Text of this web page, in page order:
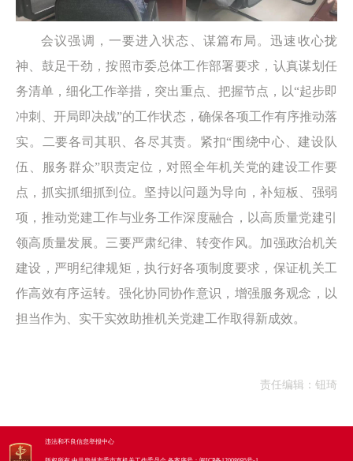
会议强调，一要进入状态、谋篇布局。迅速收心拢
神、鼓足干劲，按照市委总体工作部署要求，认真谋划任
务清单，细化工作举措，突出重点、把握节点，以“起步即
冲刺、开局即决战”的工作状态，确保各项工作有序推动落
实。二要各司其职、各尽其责。紧扣“围绕中心、建设队
伍、服务群众”职责定位，对照全年机关党的建设工作要
点，抓实抓细抓到位。坚持以问题为导向，补短板、强弱
项，推动党建工作与业务工作深度融合，以高质量党建引
领高质量发展。三要严肃纪律、转变作风。加强政治机关
建设，严明纪律规矩，执行好各项制度要求，保证机关工
作高效有序运转。强化协同协作意识，增强服务观念，以
担当作为、实干实效助推机关党建工作取得新成效。
责任编辑：钮琦
违法和不良信息举报中心